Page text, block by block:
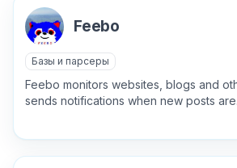
Причина жалобы
Текст обращения
Feebo
Базы и парсеры
Feebo monitors websites, blogs and
sends notifications when new posts